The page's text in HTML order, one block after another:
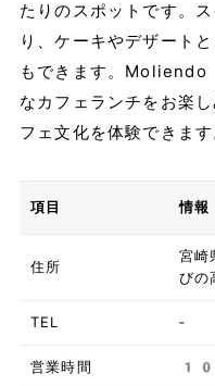
たりのスポットです。
り、ケーキやデザート
もできます。
なカフェランチをお楽
フェ文化を体験できます
項目 情報
住所
宮
び
TEL ‐
営業時間